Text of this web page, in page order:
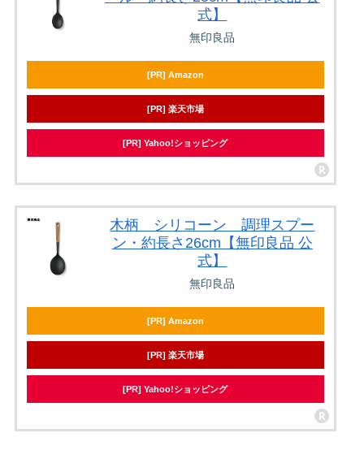
式】
無印良品
[PR] Amazon
[PR] 楽天市場
[PR] Yahoo!ショッピング
木柄 シリコーン 調理スプー
ン・約長さ26cm【無印良品 公
式】
無印良品
[PR] Amazon
[PR] 楽天市場
[PR] Yahoo!ショッピング